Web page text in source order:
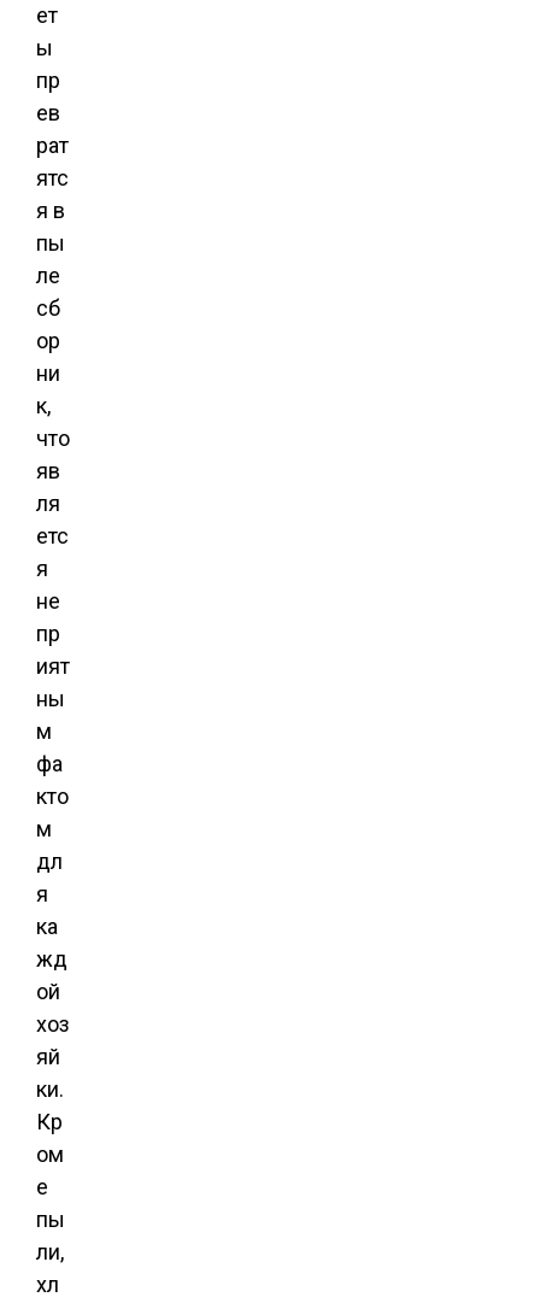
ет
ы
пр
ев
рат
ятс
я в
пы
ле
сб
ор
ни
к,
что
яв
ля
етс
я
не
пр
ият
ны
м
фа
кто
м
дл
я
ка
жд
ой
хоз
яй
ки.
Кр
ом
е
пы
ли,
хл